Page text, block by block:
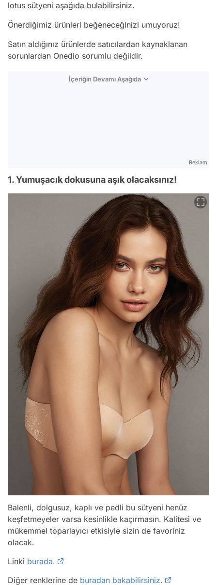
lotus sütyeni aşağıda bulabilirsiniz.
Önerdiğimiz ürünleri beğeneceğinizi umuyoruz!
Satın aldığınız ürünlerde satıcılardan kaynaklanan
sorunlardan Onedio sorumlu değildir.
İçeriğin Devamı Aşağıda
Reklam
1. Yumuşacık dokusuna aşık olacaksınız!
Balenli, dolgusuz, kaplı ve pedli bu sütyeni henüz
keşfetmeyeler varsa kesinlikle kaçırmasın. Kalitesi ve
mükemmel toparlayıcı etkisiyle sizin de favoriniz
olacak.
Linki burada.
Diğer renklerine de buradan bakabilirsiniz.